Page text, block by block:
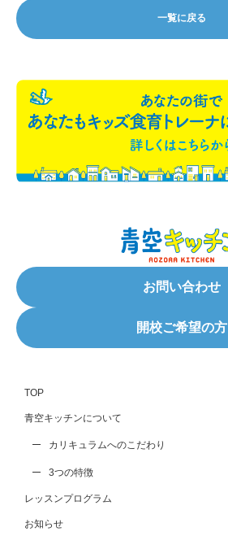
一覧に戻る
お問い合わせ
開校ご希望の方
TOP
青空キッチンについて
カリキュラムへのこだわり
3つの特徴
レッスンプログラム
お知らせ